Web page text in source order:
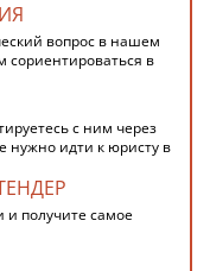
вопрос в нашем
сориентироваться в
с ним через
нужно идти к юристу в
и получите самое